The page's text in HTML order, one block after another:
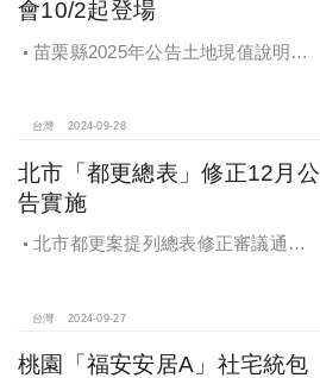
會10/2起登場
苗栗縣2025年公告土地現值說明會
台灣 2024-09-28
北市「都更總表」修正12月公
告實施
北市都更案提列總表修正審議通過
台灣 2024-09-27
桃園「福安安居A」社宅統包